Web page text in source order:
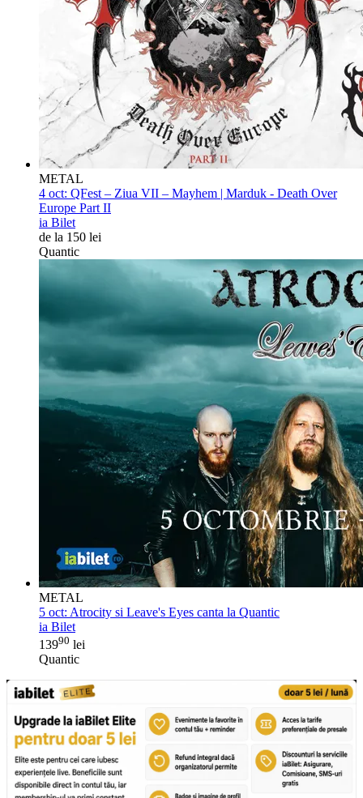
METAL
4 oct: QFest – Ziua VII – Mayhem | Marduk - Death Over
Europe Part II
ia Bilet
de la 150 lei
Quantic
METAL
5 oct: Atrocity si Leave's Eyes canta la Quantic
ia Bilet
13990 lei
Quantic